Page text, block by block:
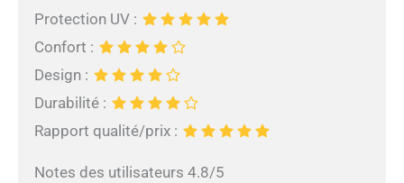
Protection UV :
Confort :
Design :
Durabilité :
Rapport qualité/prix :
Notes des utilisateurs 4.8/5